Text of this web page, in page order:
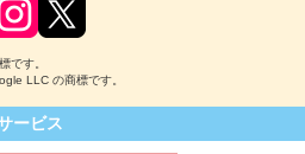
です。
LLC の商標です。
ービス